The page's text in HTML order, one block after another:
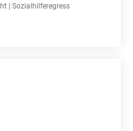
| Sozialhilferegress